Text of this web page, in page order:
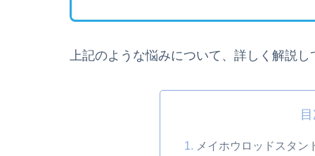
上記のような悩みについて、詳しく解説し
メイホウロッドスタ